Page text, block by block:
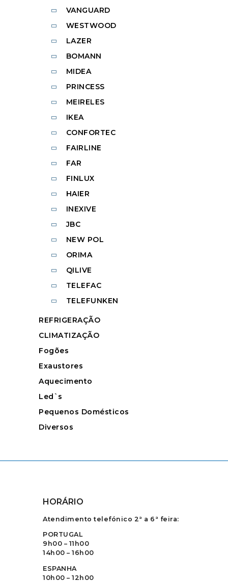
VANGUARD
WESTWOOD
LAZER
BOMANN
MIDEA
PRINCESS
MEIRELES
IKEA
CONFORTEC
FAIRLINE
FAR
FINLUX
HAIER
INEXIVE
JBC
NEW POL
ORIMA
QILIVE
TELEFAC
TELEFUNKEN
REFRIGERAÇÃO
CLIMATIZAÇÃO
Fogões
Exaustores
Aquecimento
Led`s
Pequenos Domésticos
Diversos
HORÁRIO
Atendimento telefónico 2ª a 6ª feira:
PORTUGAL
9h00 – 11h00
14h00 – 16h00
ESPANHA
10h00 – 12h00